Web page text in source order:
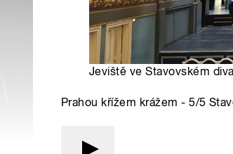
Jeviště ve Stavovském
Prahou křížem krážem - 5/5